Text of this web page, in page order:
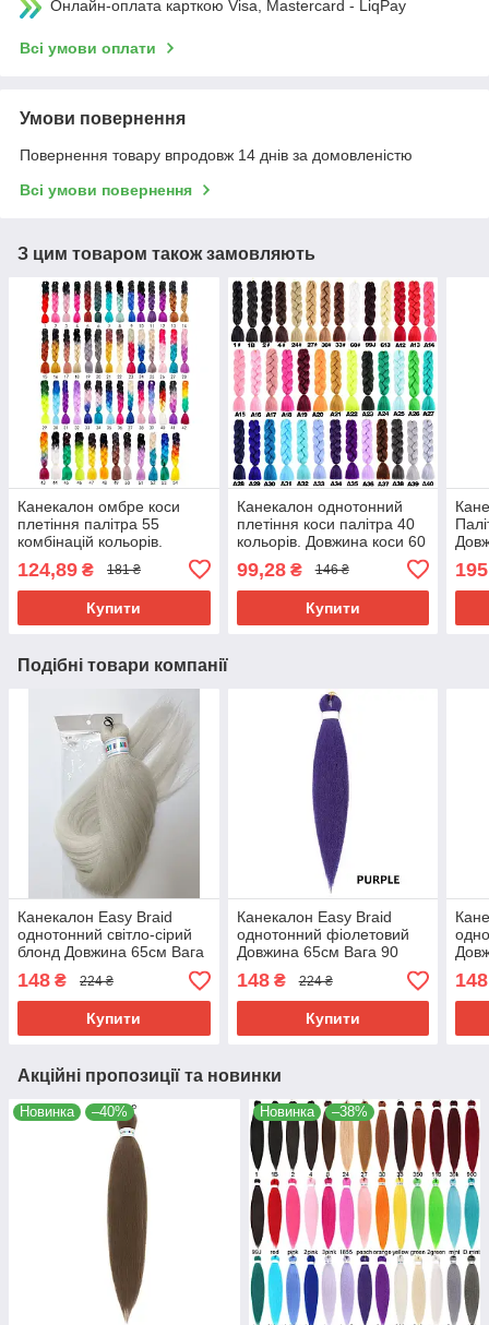
Онлайн-оплата карткою Visa, Mastercard - LiqPay
Всі умови оплати
Умови повернення
Повернення товару впродовж 14 днів за домовленістю
Всі умови повернення
З цим товаром також замовляють
Канекалон омбре коси
плетіння палітра 55
комбінацій кольорів.
Термостійкий
124,89 ₴ 181 ₴
Купити
Канекалон однотонний
плетіння коси палітра 40
кольорів. Довжина коси 60
99,28₴ 146 ₴
Купити
195
Подібні товари компанії
Канекалон Easy Braid
однотонний світло-сірий
блонд Довжина 65см Вага
90 грам
Низькотемпературний
100-150 °С Grey EZ
148 ₴ 224 ₴
Купити
Канекалон Easy Braid
однотонний фіолетовий
Довжина 65см Вага 90
грам
Низькотемпературний
100-150°С purpleEZ
148₴ 224 ₴
Купити
грам
148
Акційні пропозиції та новинки
Новинка –40% Новинка –38%